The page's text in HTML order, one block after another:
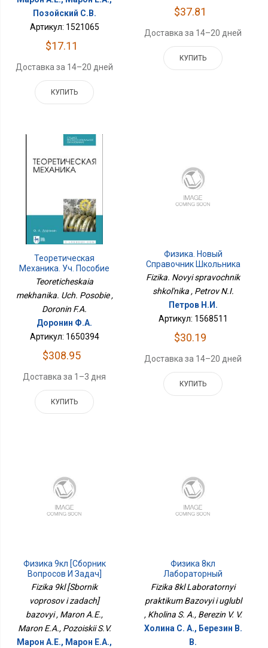
Позойский С.В.
Артикул: 1521065
$17.11
Доставка за 14–20 дней
КУПИТЬ
$37.81
Доставка за 14–20 дней
КУПИТЬ
Теоретическая
Механика. Уч. Пособие
Teoreticheskaia
mekhanika. Uch. Posobie ,
Doronin F.A.
Доронин Ф.А.
Артикул: 1650394
$308.95
Доставка за 1–3 дня
КУПИТЬ
Физика. Новый
Справочник Школьника
Fizika. Novyi spravochnik
shkol'nika , Petrov N.I.
Петров Н.И.
Артикул: 1568511
$30.19
Доставка за 14–20 дней
КУПИТЬ
Физика 9кл [Сборник
Вопросов И Задач]
Базовый
Fizika 9kl [Sbornik
voprosov i zadach]
bazovyi , Maron A.E.,
Maron E.A., Pozoiskii S.V.
Марон А.Е., Марон Е.А.,
Физика 8кл
Лабораторный
Практикум Базовый И
Fizika 8kl Laboratornyi
praktikum Bazovyi i uglubl
, Kholina S. A., Berezin V. V.
Холина С. А., Березин В.
В.